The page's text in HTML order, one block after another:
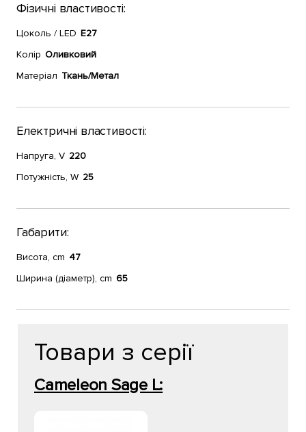
Фізичні властивості:
Цоколь / LED E27
Колір Оливковий
Матеріал Ткань/Метал
Електричні властивості:
Напруга, V 220
Потужність, W 25
Габарити:
Висота, cm 47
Ширина (діаметр), cm 65
Товари з серії
Cameleon Sage L: